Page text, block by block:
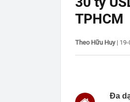
TPHCM
Theo Hữu Huy|
Đa